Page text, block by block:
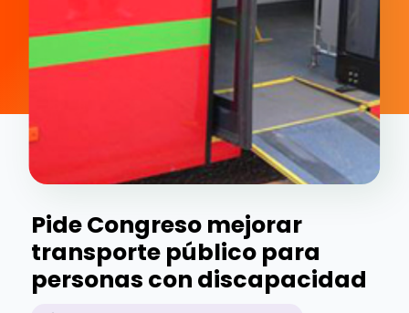
Pide Congreso mejorar
transporte público para
personas con discapacidad